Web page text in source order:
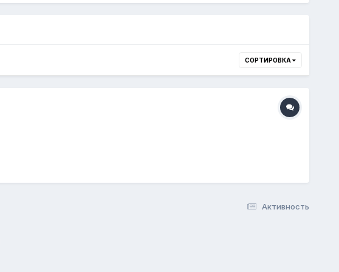
СОРТИРОВКА
Активность